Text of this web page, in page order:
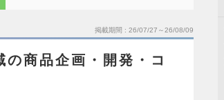
掲載期間 26/07/27～26/08/09
の商品企画・開発・コ